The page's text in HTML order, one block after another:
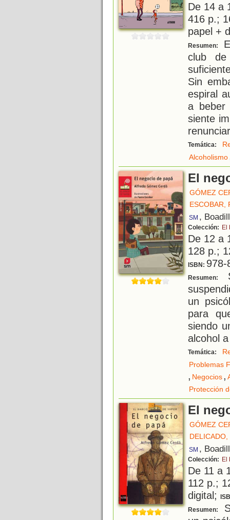
De 14 a
416 p.;
papel +
Resumen:
club
Sin
espiral
a beber
siente
Temática:
Alcoholismo
El
GÓMEZ
ESCOBAR,
SM ,
Colección: El
De 12 a
128 p.;
ISBN: 978-
Resumen:
un
para
siendo
alcohol
Temática:
Problemas
, Negocios,
Protección
El
GÓMEZ
SM ,
Colección: El
De 11 a
112 p.;
digital;
Resumen: